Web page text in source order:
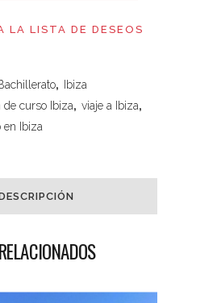
LA LISTA DE DESEOS
,
Ibiza
de curso Ibiza, viaje a Ibiza,
en Ibiza